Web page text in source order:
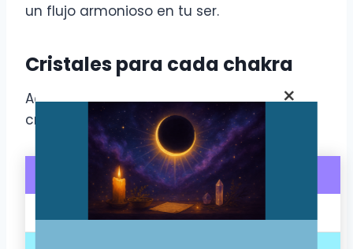
un flujo armonioso en tu ser.
Cristales para cada chakra
Aquí tienes una tabla que muestra qué
cristal se asocia con cada chakra:
Color Cristal
Rojo Jaspe Rojo
×